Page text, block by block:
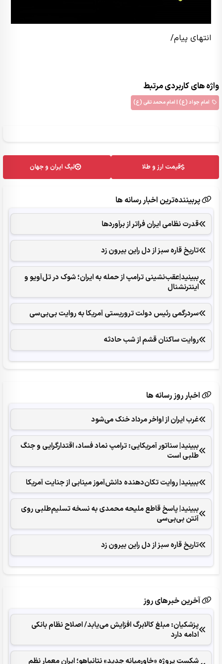
انتهای پیام/
واژه های کاربردی مرتبط
امام جواد (ع) | امام محمد تقي (ع)
قیمت ارز و طلا لیگ ایران و جهان
پربیننده‌ترین اخبار رسانه ها
قدرت نظامی ایران فراتر از برآوردها
تاریخ قاره سبز از دل راین بیرون زد
ببینید|عقب‌نشینی ترامپ از حمله به ایران؛ شوک در تل‌آویو و
اینترنشنال
سردرگمی رئیس دولت تروریستی آمریکا به روایت بی‌بی‌سی
روایت ساکنان قشم از شب حادثه
اخبار روز رسانه ها
غرب ایران از اواخر مرداد خنک می‌شود
ببینید| سناتور آمریکایی: ترامپ نماد فساد، اقتدارگرایی و جنگ
طلبی است
ببینید| روایت تکان‌دهنده دانش‌آموز مینابی از جنایت آمریکا
ببینید| پاسخ قاطع ملیحه محمدی به نسخه تسلیم‌طلبی روی
آنتن بی‌بی‌سی
تاریخ قاره سبز از دل راین بیرون زد
آخرین خبرهای روز
پزشکیان: مبلغ کالابرگ افزایش می‌یابد/ اصلاح نظام بانکی
ادامه دارد
شکست پروژه «خاورمیانه جدید» نتانیاهو؛ ایران معمار نظم